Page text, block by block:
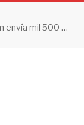
Tras presión de Estados Unidos, Sheinbaum envía mil 500 soldados a Michoacán